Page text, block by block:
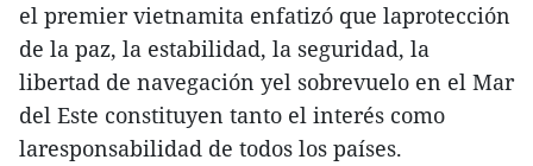
el premier vietnamita enfatizó que laprotección
de la paz, la estabilidad, la seguridad, la
libertad de navegación yel sobrevuelo en el Mar
del Este constituyen tanto el interés como
laresponsabilidad de todos los países.